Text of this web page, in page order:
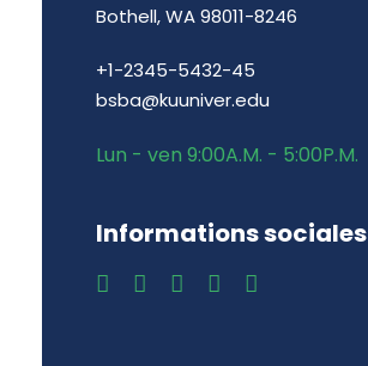
Bothell, WA 98011-8246
+1-2345-5432-45
bsba@kuuniver.edu
Lun - ven 9:00A.M. - 5:00P.M.
Informations sociales